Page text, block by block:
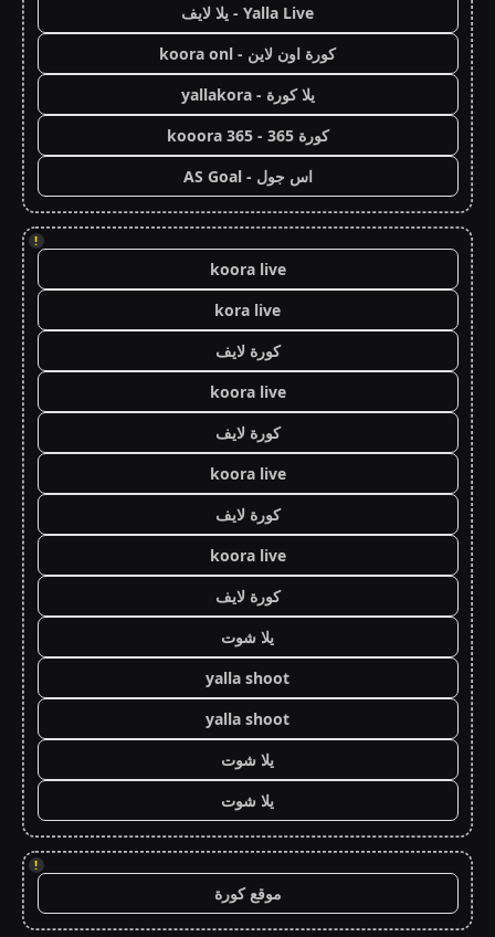
Yalla Live - يلا لايف
كورة اون لاين - koora onl
يلا كورة - yallakora
كورة 365 - kooora 365
اس جول - AS Goal
!
koora live
kora live
كورة لايف
koora live
كورة لايف
koora live
كورة لايف
koora live
كورة لايف
يلا شوت
yalla shoot
yalla shoot
يلا شوت
يلا شوت
!
موقع كورة